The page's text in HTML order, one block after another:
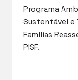
Programa
Sustentável e
Famílias
PISF.